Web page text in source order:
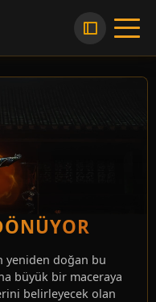
yeniden doğan bu
büyük bir maceraya
belirleyecek olan